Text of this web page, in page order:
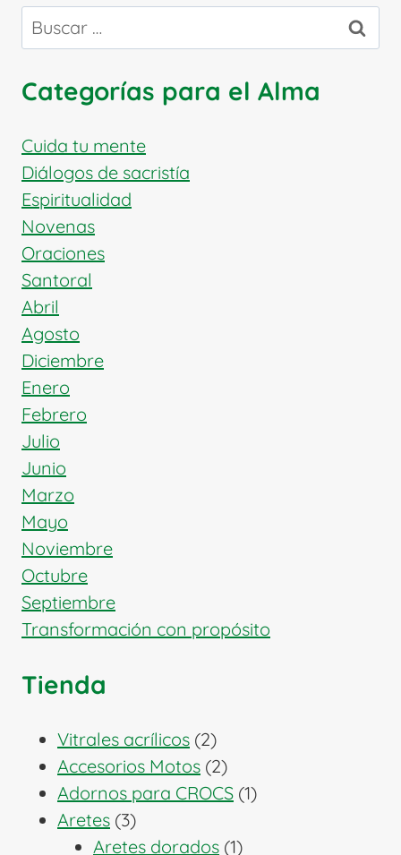
SAN
TADEO,
MÁRTIRES
CRISTO
Y
HERALDOS
DEL
Buscar:
Categorías para el Alma
Cuida tu mente
Diálogos de sacristía
Espiritualidad
Novenas
Oraciones
Santoral
Abril
Agosto
Diciembre
Enero
Febrero
Julio
Junio
Marzo
Mayo
Noviembre
Octubre
Septiembre
Transformación con propósito
Tienda
Vitrales acrílicos 22
productos
Accesorios Motos 22
productos
Adornos para CROCS 11
Aretes 33
productos
Aretes dorados 11